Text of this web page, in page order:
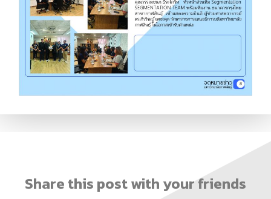
Share this post with your friends